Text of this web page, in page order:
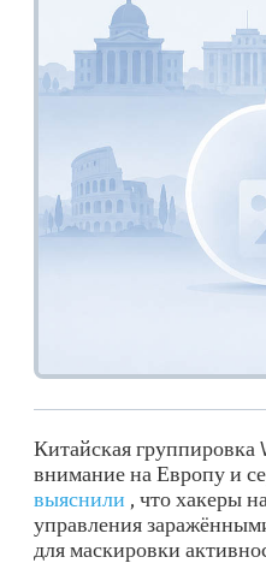
Китайская группировка
внимание на Европу и
выяснили , что хакеры
управления
для маскировки